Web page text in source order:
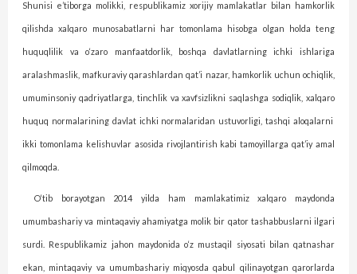
Shunisi e’tiborga molikki, respublikamiz xorijiy mamlakatlar bilan hamkorlik
qilishda xalqaro munosabatlarni har to­monlama hisobga olgan holda teng
huquqlilik va o‘zaro manfaatdorlik, boshqa davlatlarning ichki ishlariga
aralashmaslik, mafkuraviy qarashlardan qat’i nazar, hamkorlik uchun ochiqlik,
umuminsoniy qadriyatlarga, tinchlik va xavfsizlikni saqlashga sodiqlik, xalqaro
huquq normalarining davlat ichki normalaridan ustuvorligi, tashqi aloqalarni
ikki tomonlama kelishuvlar asosida ri­vojlantirish kabi tamoyillarga qat’iy amal
qilmoqda.
O‘tib borayotgan 2014 yilda ham mamlakatimiz xalqaro maydonda
umumbashariy va mintaqaviy ahamiyatga molik bir qator tashabbuslarni ilga­ri
surdi. Respublikamiz jahon maydonida o‘z mustaqil siyosati bilan qatnashar
ekan, mintaqaviy va umum­bashariy miqyosda qabul qilinayotgan qarorlarda